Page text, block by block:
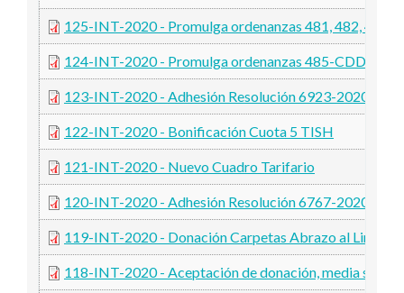
125-INT-2020 - Promulga ordenanzas 481, 482, 483,
124-INT-2020 - Promulga ordenanzas 485-CDDH-
123-INT-2020 - Adhesión Resolución 6923-2020-MS
122-INT-2020 - Bonificación Cuota 5 TISH
121-INT-2020 - Nuevo Cuadro Tarifario
120-INT-2020 - Adhesión Resolución 6767-2020-MS
119-INT-2020 - Donación Carpetas Abrazo al Limay
118-INT-2020 - Aceptación de donación, media